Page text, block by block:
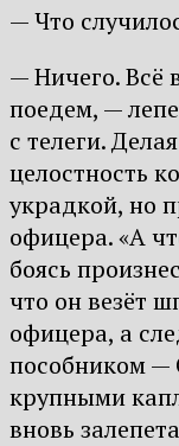
— Что
— Ничего. Всё
поедем, —
с телеги.
целостность
украдкой, но
офицера. «А
боясь
что он везёт
офицера, а
пособником —
крупными
вновь